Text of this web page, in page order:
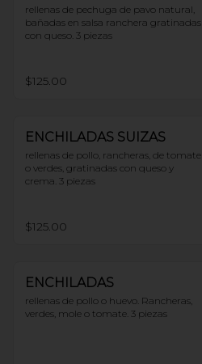
rellenas de pechuga de pavo natural,
bañadas en salsa ranchera gratinadas
con queso. 3 piezas
$125.00
ENCHILADAS SUIZAS
rellenas de pollo, rancheras, de tomate
o verdes, gratinadas con queso y
crema. 3 piezas
$125.00
ENCHILADAS
rellenas de pollo o huevo. Rancheras,
verdes, mole o tomate. 3 piezas